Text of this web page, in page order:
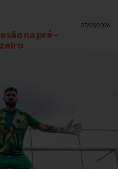
07/01/2026
na pré-